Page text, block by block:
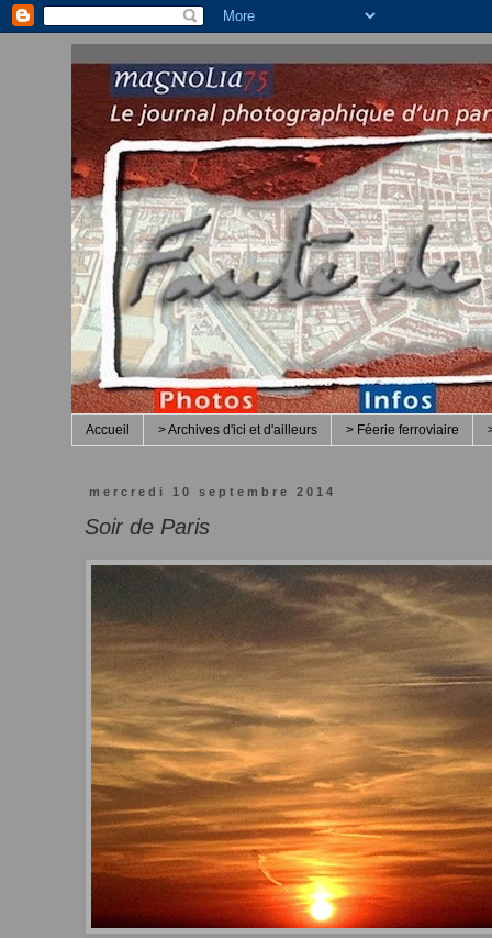
Accueil > Archives d'ici et d'ailleurs > Féerie ferroviaire
mercredi 10 septembre 2014
Soir de Paris